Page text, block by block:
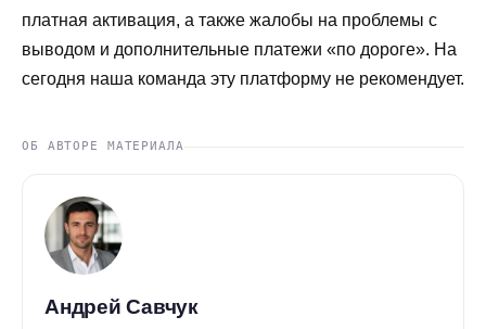
платная активация, а также жалобы на проблемы с
выводом и дополнительные платежи «по дороге». На
сегодня наша команда эту платформу не рекомендует.
ОБ АВТОРЕ МАТЕРИАЛА
Андрей Савчук